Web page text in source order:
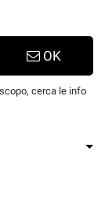
OK
cerca le info